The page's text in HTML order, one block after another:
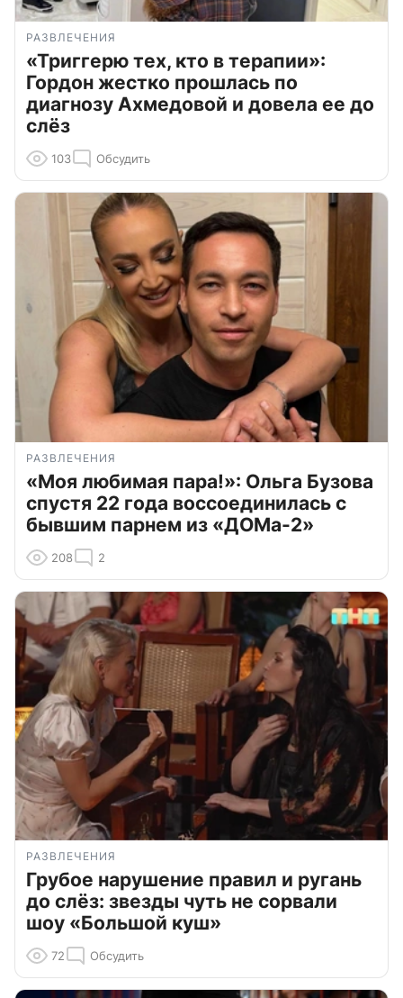
РАЗВЛЕЧЕНИЯ
«Триггерю тех, кто в терапии»:
Гордон жестко прошлась по
диагнозу Ахмедовой и довела ее до
слёз
103 Обсудить
РАЗВЛЕЧЕНИЯ
«Моя любимая пара!»: Ольга Бузова
спустя 22 года воссоединилась с
бывшим парнем из «ДОМа-2»
208 2
РАЗВЛЕЧЕНИЯ
Грубое нарушение правил и ругань
до слёз: звезды чуть не сорвали
шоу «Большой куш»
72 Обсудить